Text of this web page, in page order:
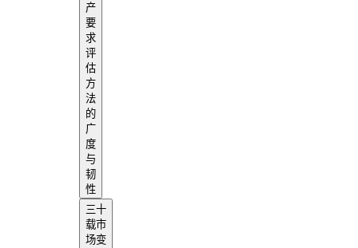
产
要
求
评
估
方
法
的
广
度
与
韧
性
三十
载市
场变